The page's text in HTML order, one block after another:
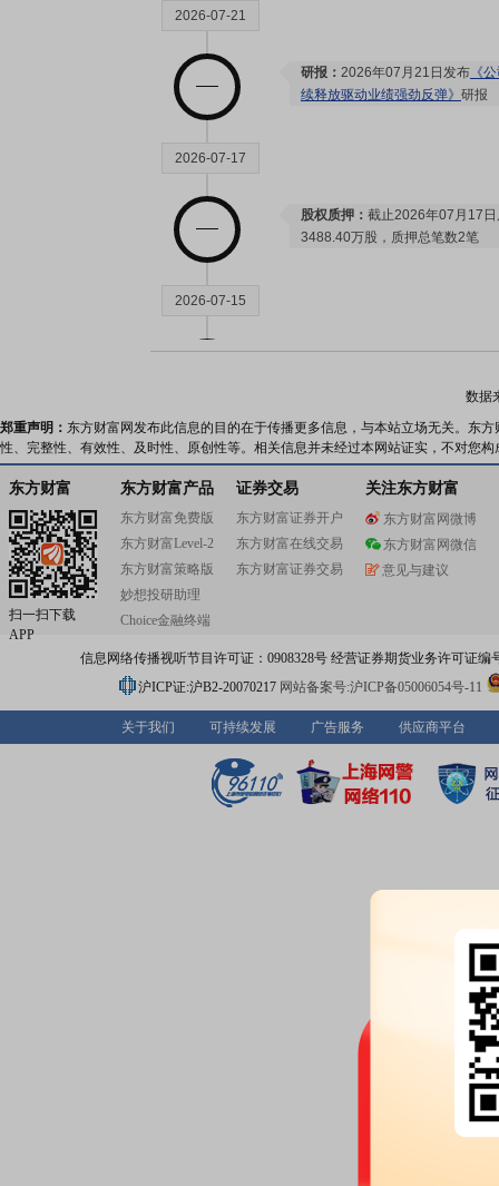
2026-07-21
研报： 2026年07月21日发布 《
续释放驱动业绩强劲反弹》 研报
2026-07-17
股权质押： 截止2026年07月17
3488.40万股，质押总笔数2笔
2026-07-15
2026-07-10
股权质押：
截止2026年07月10
3488.40万股，质押总笔数2笔
2026-07-03
股权质押：截止2026年07月03
2026-06-26
股权质押：截止2026年06月26
授予部分第一个锁定期可解锁股
《
现值得期待》
截止2026年06月18
2026年06月18日发布
数据
郑重声明： 东方财富网发布此信息的目的在于传播更多信息，与本站立场无关。东
性、完整性、有效性、及时性、原创性等。相关信息并未经过本网站证实，不对您
东方财富
扫一扫下载
APP
东方财富产品
东方财富免费版
东方财富Level-2
东方财富策略版
妙想投研助理
Choice金融终端
证券交易
东方财富证券开户
东方财富在线交易
东方财富证券交易
关注东方财富
东方财富网微博
东方财富网微信
意见与建议
信息网络传播视听节目许可证：0908328号 经营证券期货业务许可证编
沪ICP证:沪B2-20070217 网站备案号:沪ICP备05006054号-11
关于我们 可持续发展 广告服务 供应商平台